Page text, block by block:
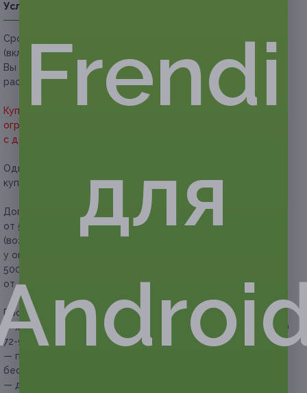
Условия
Срок действия купонов:
(включительно).
Вы можете предъявить купон в электронном или
распечатанном виде.
Купон дает право скидки 50% на всё меню без
ограничения суммы чека при самовывозе и 40%
с доставкой.
Один человек может купить неограниченное количество
купонов для себя или в подарок.
Дополнительно оплачивается на месте:при заказе
от 500 руб. доставка осуществляется бесплатно
(возможность бесплатной доставки уточняйте
у оператора, зависит от адреса), при заказе менее
500 руб. стоимость доставки — от 100 руб. (зависит
от адреса).
Прочие условия:
— желательно делать заказ заранее по телефону +7 (4832)
72-98-31;
— при заказе от 500 руб. доставка осуществляется
бесплатно;
— доставка осуществляется в течение 1,5–2 часов;
Frendi
для